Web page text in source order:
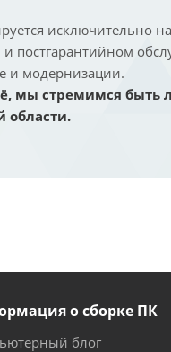
исключительно
постгарантийном
и модернизации.
мы стремимся
области.
о сборке ПК
блог